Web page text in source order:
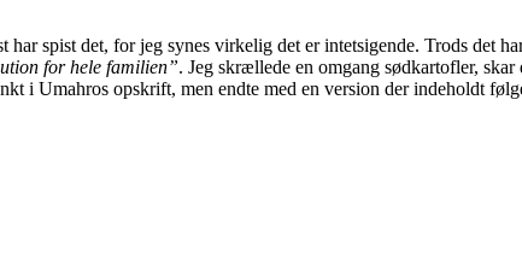
spist det, for jeg synes virkelig det er intetsigende. Trods det
for hele familien”. Jeg skrællede en omgang sødkartofler,
i Umahros opskrift, men endte med en version der indeholdt